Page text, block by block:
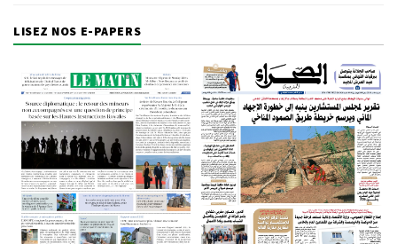
LISEZ NOS E-PAPERS